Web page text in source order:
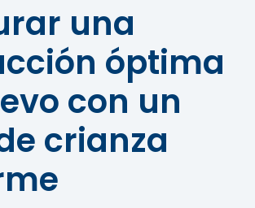
una
óptima
con un
crianza